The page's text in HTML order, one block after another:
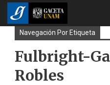
Navegación Por Etiqueta
Fulbright-
Robles